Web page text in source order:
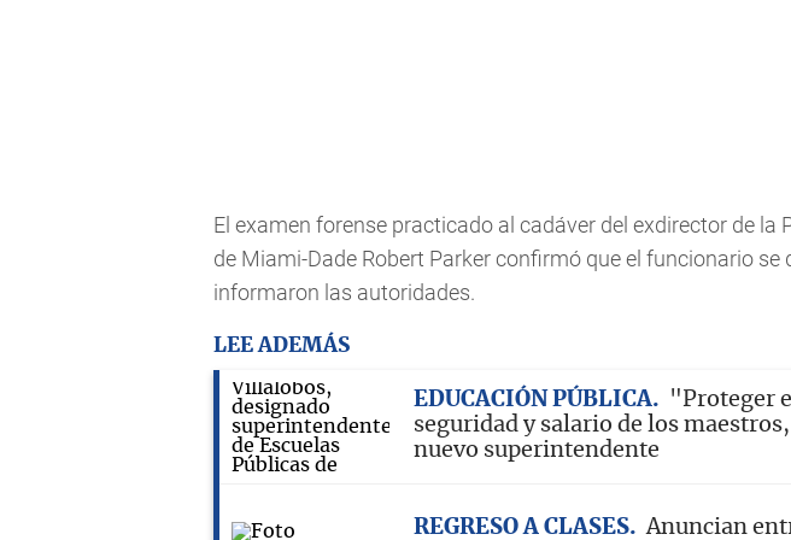
El examen forense practicado al cadáver del exdirector de la
de Miami-Dade Robert Parker confirmó que el funcionario se
informaron las autoridades.
LEE ADEMÁS
EDUCACIÓN PÚBLICA
"Proteger
seguridad y salario de los
nuevo superintendente
REGRESO A CLASES
Anuncian